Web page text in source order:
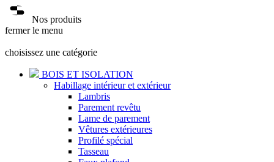
Nos produits
fermer le menu
choisissez une catégorie
BOIS ET ISOLATION
Habillage intérieur et extérieur
Lambris
Parement revêtu
Lame de parement
Vêtures extérieures
Profilé spécial
Tasseau